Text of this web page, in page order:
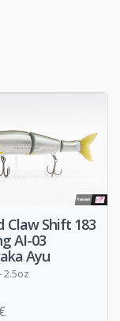
Claw Shift 183
AI-03
Ayu
2.5oz